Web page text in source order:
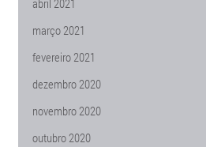
abril 2021
março 2021
fevereiro 2021
dezembro 2020
novembro 2020
outubro 2020